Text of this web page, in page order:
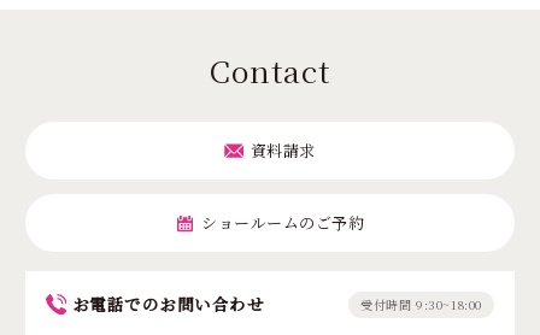
Contact
資料請求
ショールームのご予約
お電話でのお問い合わせ 受付時間 9:30~18:00